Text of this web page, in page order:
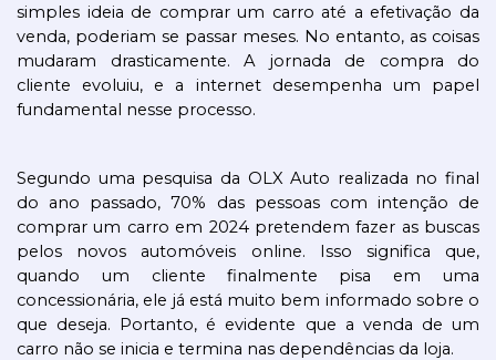
simples ideia de comprar um carro até a efetivação da
venda, poderiam se passar meses. No entanto, as coisas
mudaram drasticamente. A jornada de compra do
cliente evoluiu, e a internet desempenha um papel
fundamental nesse processo.
Segundo uma pesquisa da OLX Auto realizada no final
do ano passado, 70% das pessoas com intenção de
comprar um carro em 2024 pretendem fazer as buscas
pelos novos automóveis online. Isso significa que,
quando um cliente finalmente pisa em uma
concessionária, ele já está muito bem informado sobre o
que deseja. Portanto, é evidente que a venda de um
carro não se inicia e termina nas dependências da loja.